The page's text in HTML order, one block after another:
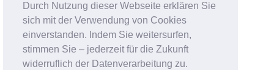
Durch Nutzung dieser Webseite erklären Sie
sich mit der Verwendung von Cookies
einverstanden. Indem Sie weitersurfen,
stimmen Sie – jederzeit für die Zukunft
widerruflich der Datenverarbeitung zu.